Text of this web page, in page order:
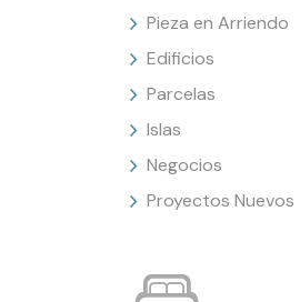
Pieza en Arriendo
Edificios
Parcelas
Islas
Negocios
Proyectos Nuevos